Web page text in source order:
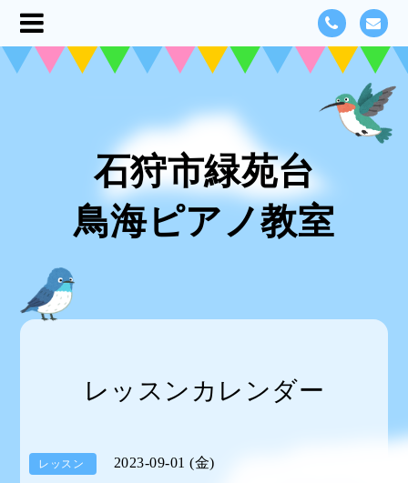
石狩市緑苑台
鳥海ピアノ教室
レッスンカレンダー
レッスン 2023-09-01 (金)